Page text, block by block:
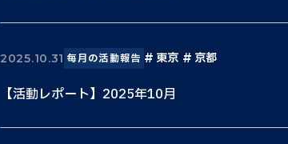
2025.10.31 毎月の活動報告 東京 京都
【活動レポート】2025年10月